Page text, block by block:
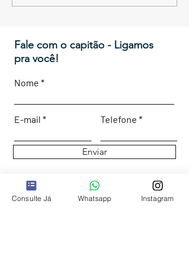
Fale com o capitão - Ligamos
pra você!
Nome
E-mail Telefone
Enviar
Consulte Já Whatsapp Instagram